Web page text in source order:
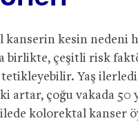
kanserin kesin nedeni
birlikte, çeşitli risk
Yaş
artar, çoğu vakada 50
kolorektal kanser